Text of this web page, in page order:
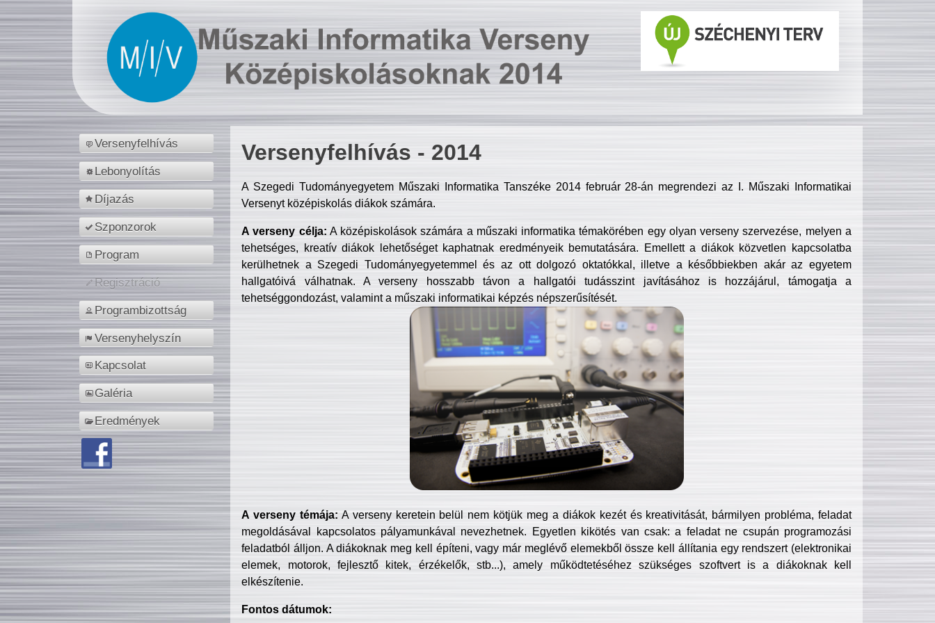
Versenyfelhívás
Lebonyolítás
Díjazás
Szponzorok
Program
Regisztráció
Programbizottság
Versenyhelyszín
Kapcsolat
Galéria
Eredmények
Versenyfelhívás - 2014
A Szegedi Tudományegyetem Műszaki Informatika Tanszéke 2014 február 28-án megrendezi az I. Műszaki Informatikai
Versenyt középiskolás diákok számára.
A verseny célja: A középiskolások számára a műszaki informatika témakörében egy olyan verseny szervezése, melyen a
tehetséges, kreatív diákok lehetőséget kaphatnak eredményeik bemutatására. Emellett a diákok közvetlen kapcsolatba
kerülhetnek a Szegedi Tudományegyetemmel és az ott dolgozó oktatókkal, illetve a későbbiekben akár az egyetem
hallgatóivá válhatnak. A verseny hosszabb távon a hallgatói tudásszint javításához is hozzájárul, támogatja a
tehetséggondozást, valamint a műszaki informatikai képzés népszerűsítését.
A verseny témája: A verseny keretein belül nem kötjük meg a diákok kezét és kreativitását, bármilyen probléma, feladat
megoldásával kapcsolatos pályamunkával nevezhetnek. Egyetlen kikötés van csak: a feladat ne csupán programozási
feladatból álljon. A diákoknak meg kell építeni, vagy már meglévő elemekből össze kell állítania egy rendszert (elektronikai
elemek, motorok, fejlesztő kitek, érzékelők, stb...), amely működtetéséhez szükséges szoftvert is a diákoknak kell
elkészítenie.
Fontos dátumok: